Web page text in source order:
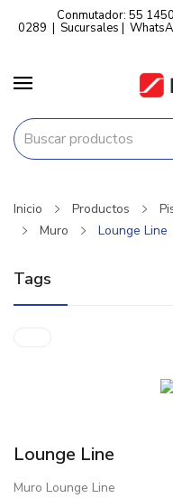
Conmutador: 55
0289 | Sucursales |
Inicio Productos
Muro
Lounge Line
Tags
Lounge Line
Muro Lounge Line